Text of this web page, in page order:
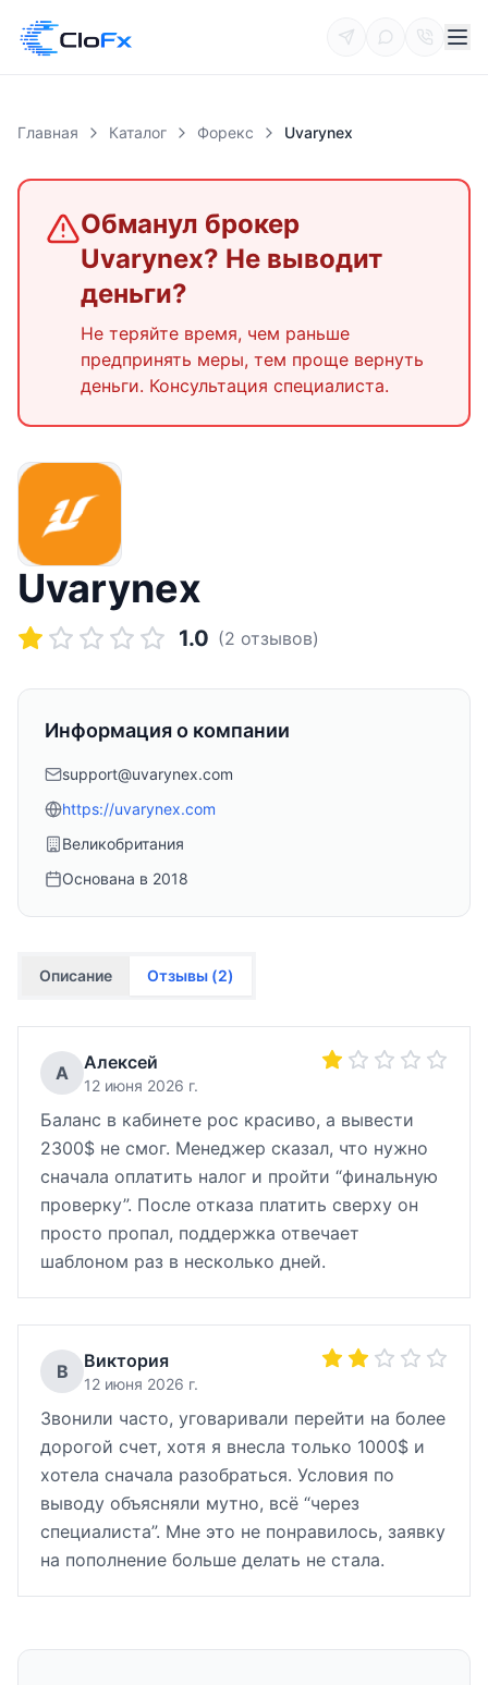
Главная Каталог Форекс Uvarynex
Обманул брокер
Uvarynex? Не выводит
деньги?
Не теряйте время, чем раньше
предпринять меры, тем проще вернуть
деньги. Консультация специалиста.
Uvarynex
1.0 (2 отзывов)
Информация о компании
support@uvarynex.com
https://uvarynex.com
Великобритания
Основана в 2018
Описание Отзывы (2)
А Алексей
12 июня 2026 г.
Баланс в кабинете рос красиво, а вывести
2300$ не смог. Менеджер сказал, что нужно
сначала оплатить налог и пройти “финальную
проверку”. После отказа платить сверху он
просто пропал, поддержка отвечает
шаблоном раз в несколько дней.
В Виктория
12 июня 2026 г.
Звонили часто, уговаривали перейти на более
дорогой счет, хотя я внесла только 1000$ и
хотела сначала разобраться. Условия по
выводу объясняли мутно, всё “через
специалиста”. Мне это не понравилось, заявку
на пополнение больше делать не стала.